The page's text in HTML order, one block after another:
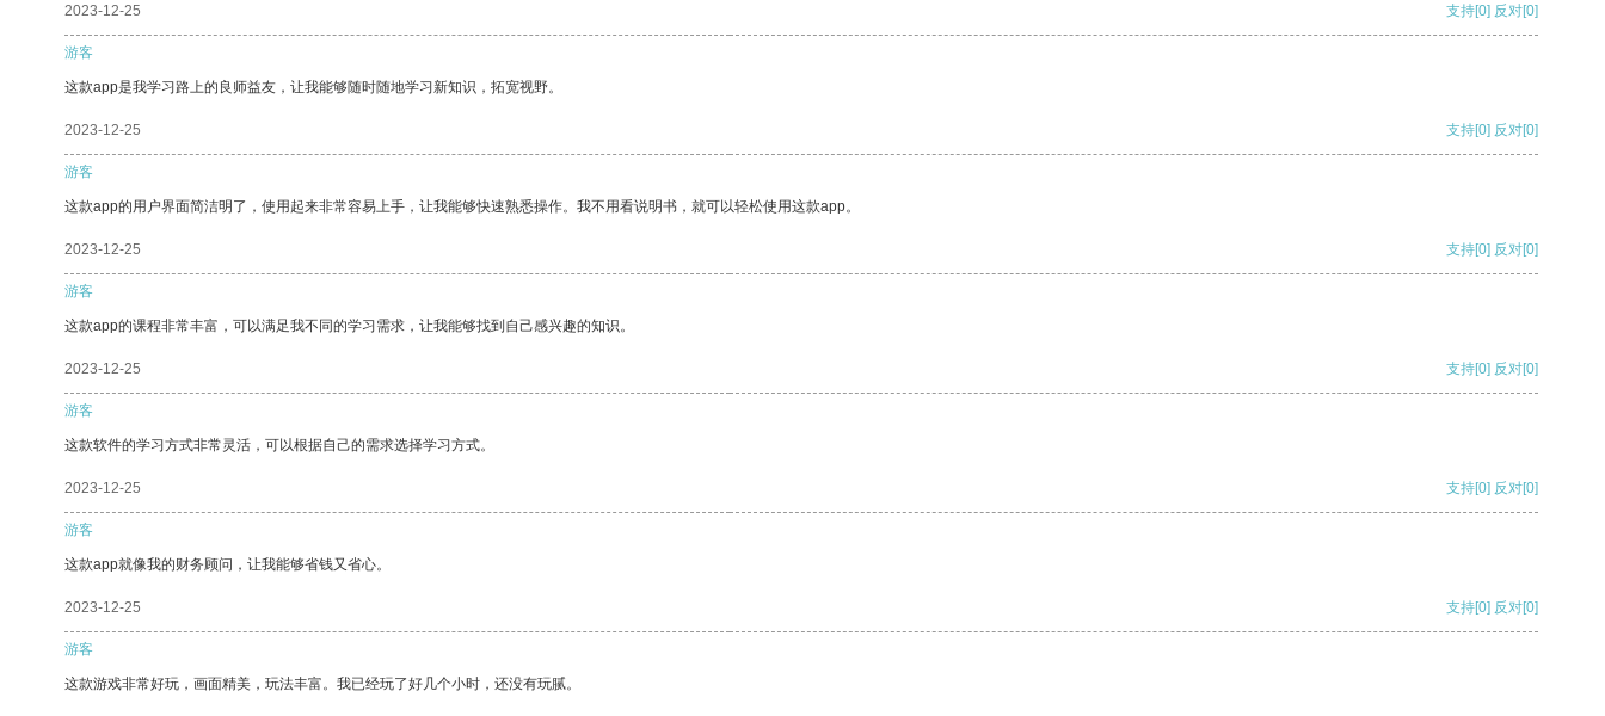
2023-12-25 支持[0] 反对[0]
游客
这款app是我学习路上的良师益友，让我能够随时随地学习新知识，拓宽视野。
2023-12-25 支持[0] 反对[0]
游客
这款app的用户界面简洁明了，使用起来非常容易上手，让我能够快速熟悉操作。我不用看说明书，就可以轻松使用这款app。
2023-12-25 支持[0] 反对[0]
游客
这款app的课程非常丰富，可以满足我不同的学习需求，让我能够找到自己感兴趣的知识。
2023-12-25 支持[0] 反对[0]
游客
这款软件的学习方式非常灵活，可以根据自己的需求选择学习方式。
2023-12-25 支持[0] 反对[0]
游客
这款app就像我的财务顾问，让我能够省钱又省心。
2023-12-25 支持[0] 反对[0]
游客
这款游戏非常好玩，画面精美，玩法丰富。我已经玩了好几个小时，还没有玩腻。